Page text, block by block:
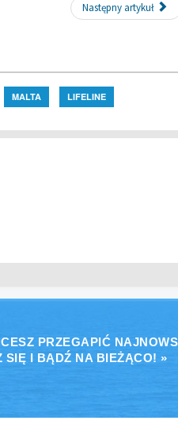
Następny artykuł
MALTA LIFELINE
PRZEGAPIĆ
SIĘ I BĄDŹ NA BIEŻĄCO! »